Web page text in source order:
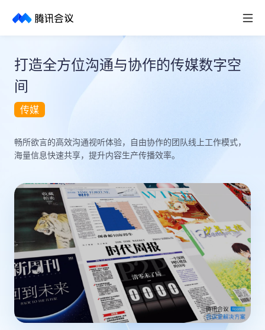
取消
打造全方位沟通与协作的传媒数字空
间
传媒
畅所欲言的高效沟通视听体验，自由协作的团队线上工作模式，
海量信息快速共享，提升内容生产传播效率。